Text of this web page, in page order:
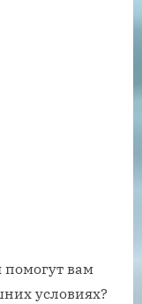
вам
условиях?